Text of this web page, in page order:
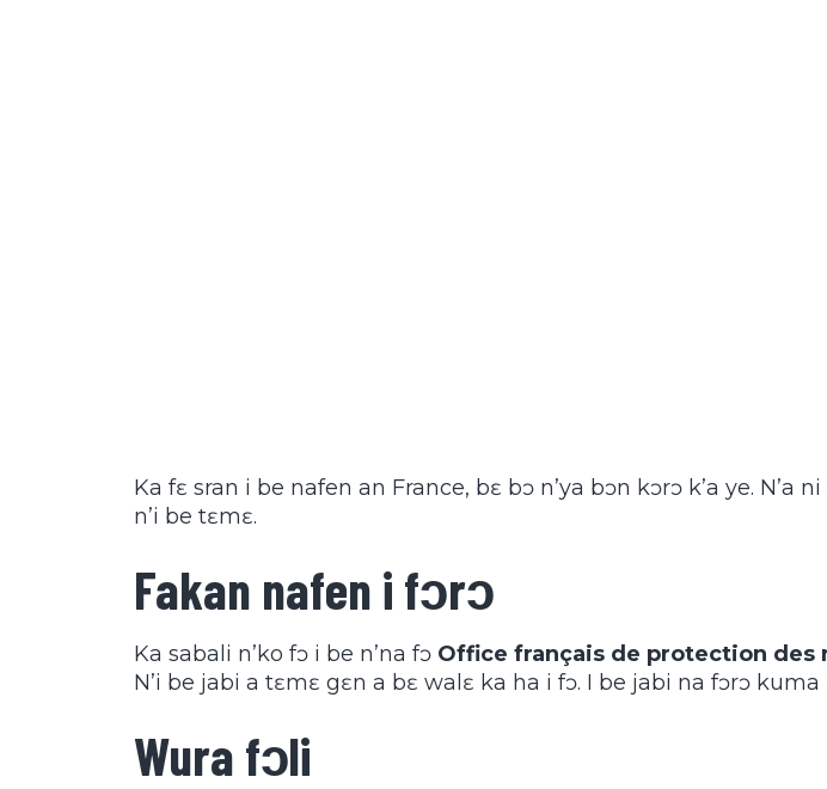
Ka fɛ sran i be nafen an France, bɛ bɔ n’ya bɔn kɔrɔ k’a ye.
n’i be tɛmɛ.
Fakan nafen i fɔrɔ
Ka sabali n’ko fɔ i be n’na fɔ Office français de protection des
N’i be jabi a tɛmɛ gɛn a bɛ walɛ ka ha i fɔ. I be jabi na fɔrɔ kuma
Wura fɔli